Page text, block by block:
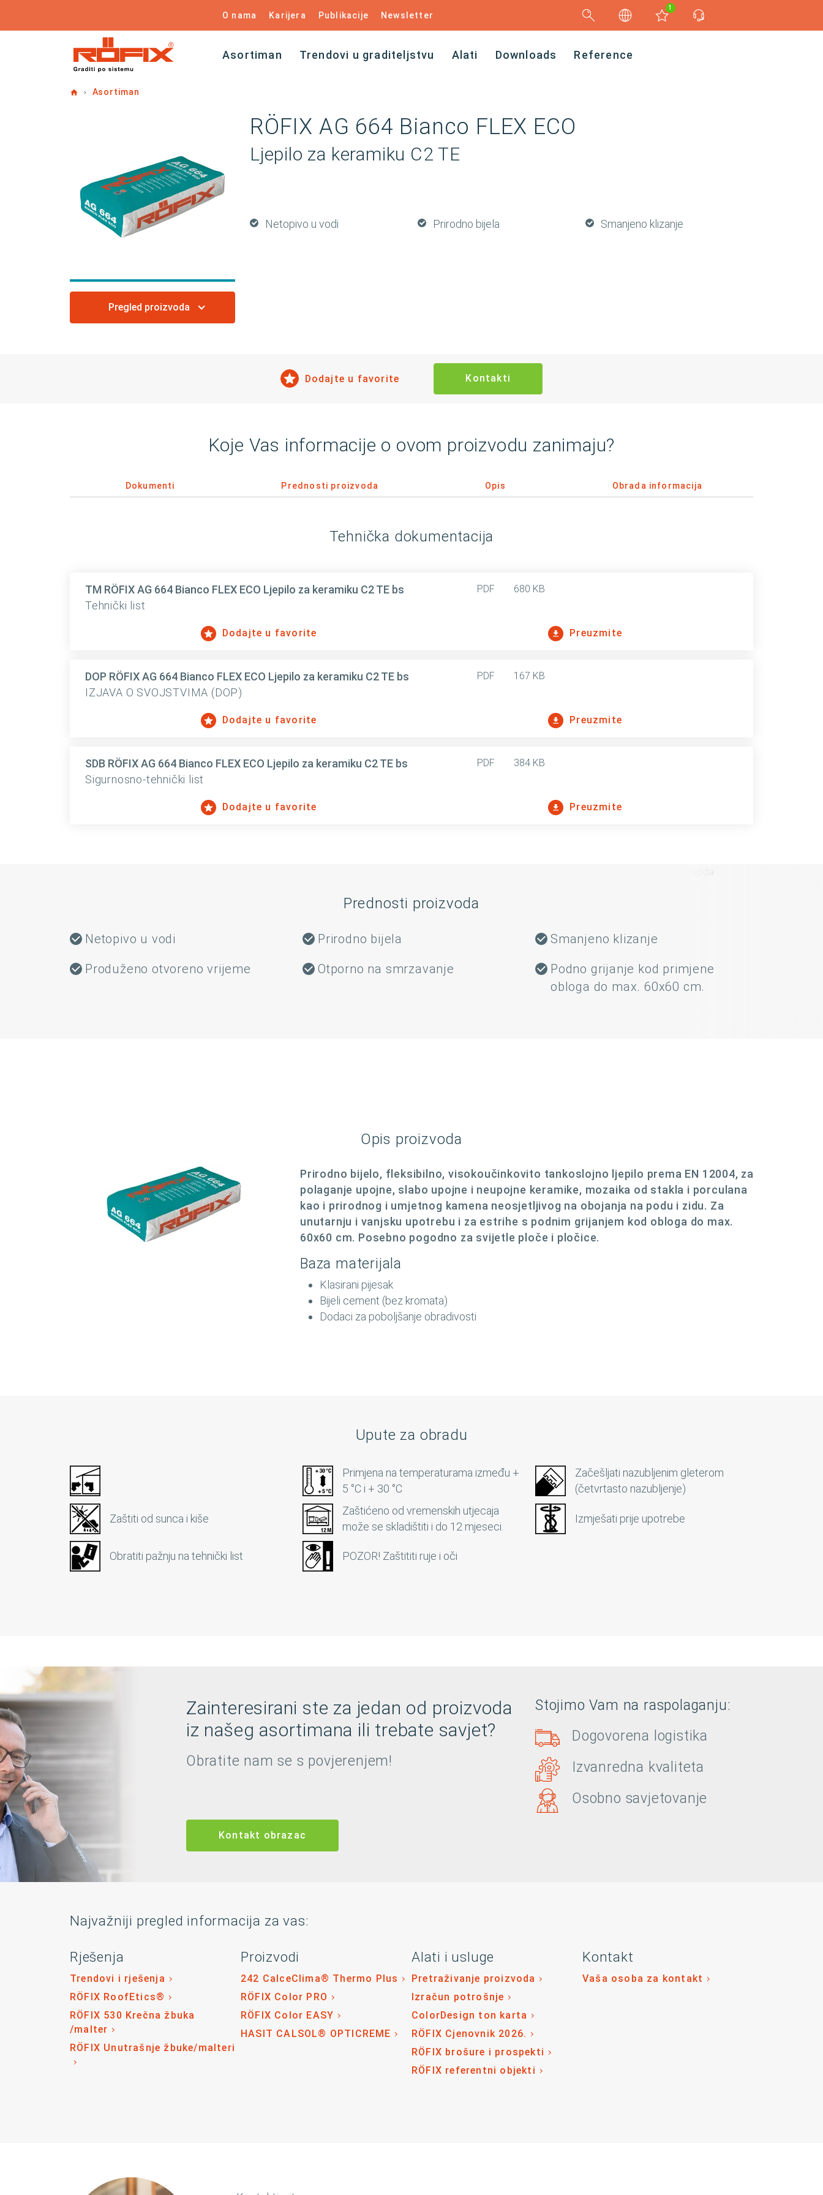
O nama Karijera Publikacije Newsletter
1
Asortiman Trendovi u graditeljstvu Alati Downloads Reference
HomeAsortiman
RÖFIX AG 664 Bianco FLEX ECO
Ljepilo za keramiku C2 TE
Netopivo u vodi Prirodno bijela Smanjeno klizanje
Pregled proizvoda
Dodajte u favorite Kontakti
Koje Vas informacije o ovom proizvodu zanimaju?
Dokumenti Prednosti proizvoda Opis Obrada informacija
Tehnička dokumentacija
TM RÖFIX AG 664 Bianco FLEX ECO Ljepilo za keramiku C2 TE bs
Tehnički list
PDF 680 KB
Dodajte u favorite Preuzmite
DOP RÖFIX AG 664 Bianco FLEX ECO Ljepilo za keramiku C2 TE bs
IZJAVA O SVOJSTVIMA (DOP)
PDF 167 KB
Dodajte u favorite Preuzmite
SDB RÖFIX AG 664 Bianco FLEX ECO Ljepilo za keramiku C2 TE bs
Sigurnosno-tehnički list
PDF 384 KB
Dodajte u favorite Preuzmite
Prednosti proizvoda
Netopivo u vodi Prirodno bijela Smanjeno klizanje
Produženo otvoreno vrijeme Otporno na smrzavanje
Podno grijanje kod primjene
obloga do max. 60x60 cm.
Opis proizvoda
Prirodno bijelo, fleksibilno, visokoučinkovito tankoslojno ljepilo prema EN 12004, za
polaganje upojne, slabo upojne i neupojne keramike, mozaika od stakla i porculana
kao i prirodnog i umjetnog kamena neosjetljivog na obojanja na podu i zidu. Za
unutarnju i vanjsku upotrebu i za estrihe s podnim grijanjem kod obloga do max.
60x60 cm. Posebno pogodno za svijetle ploče i pločice.
Baza materijala
Klasirani pijesak
Bijeli cement (bez kromata)
Dodaci za poboljšanje obradivosti
Upute za obradu
Primjena na temperaturama između +
5 °C i + 30 °C
Začešljati nazubljenim gleterom
(četvrtasto nazubljenje)
Zaštiti od sunca i kiše
Zaštićeno od vremenskih utjecaja
može se skladištiti i do 12 mjeseci.
Izmješati prije upotrebe
Obratiti pažnju na tehnički list POZOR! Zaštititi ruje i oči
Zainteresirani ste za jedan od proizvoda
iz našeg asortimana ili trebate savjet?
Obratite nam se s povjerenjem!
Stojimo Vam na raspolaganju:
Dogovorena logistika
Izvanredna kvaliteta
Osobno savjetovanje
Kontakt obrazac
Najvažniji pregled informacija za vas:
Rješenja
Trendovi i rješenja
RÖFIX RoofEtics®
RÖFIX 530 Krečna žbuka
/malter
RÖFIX Unutrašnje žbuke/malteri
Proizvodi
242 CalceClima® Thermo Plus
RÖFIX Color PRO
RÖFIX Color EASY
HASIT CALSOL® OPTICREME
Alati i usluge
Pretraživanje proizvoda
Izračun potrošnje
ColorDesign ton karta
RÖFIX Cjenovnik 2026.
RÖFIX brošure i prospekti
RÖFIX referentni objekti
Kontakt
Vaša osoba za kontakt